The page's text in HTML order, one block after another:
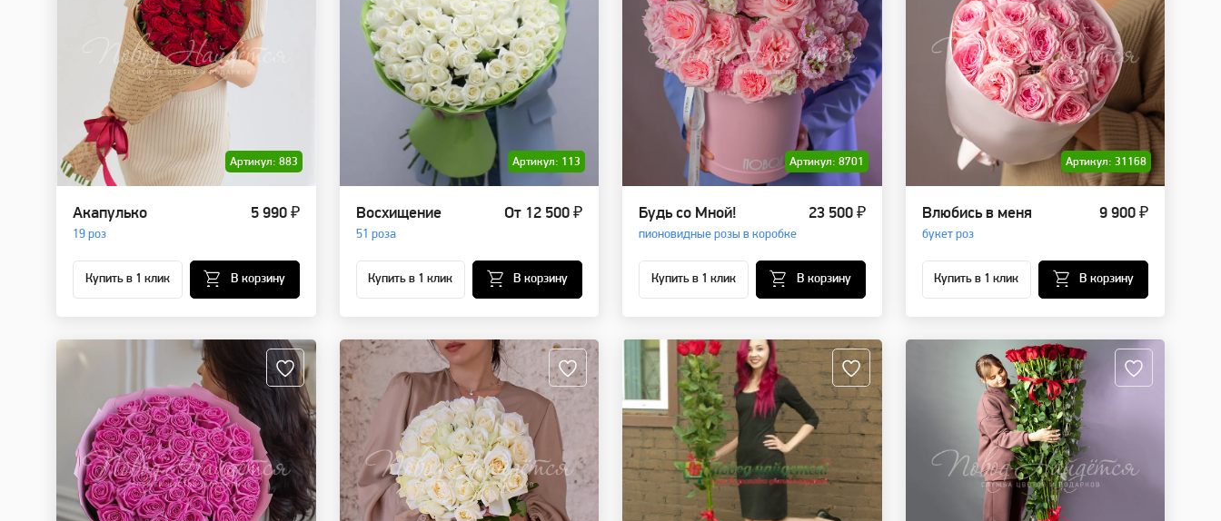
Артикул: 883
Акапулько
19 роз
5 990 ₽
Купить в 1 клик В корзину
Артикул: 113
Восхищение
51 роза
От 12 500 ₽
Купить в 1 клик В корзину
Артикул: 8701
Будь со Мной!
пионовидные розы в коробке
23 500 ₽
Купить в 1 клик В корзину
Артикул: 31168
Влюбись в меня
букет роз
9 900 ₽
Купить в 1 клик В корзину